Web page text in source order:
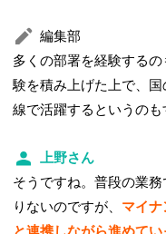
編集部
多くの部署を経験する
験を積み上げた上で、
線で活躍するというのも
上野さん
そうですね。普段の業
りないのですが、 マイ
と連携しながら進めて